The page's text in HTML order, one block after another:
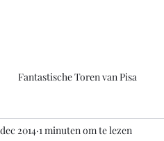
Fantastische Toren van Pisa
Nieuws Marc is ziek
2014 1 minuten om te lezen